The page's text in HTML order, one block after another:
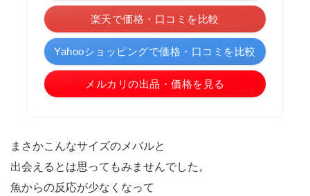
楽天で価格・口コミを比較
Yahooショッピングで価格・口コミを比較
メルカリの出品・価格を見る
まさかこんなサイズのメバルと
出会えるとは思ってもみませんでした。
魚からの反応が少なくなって